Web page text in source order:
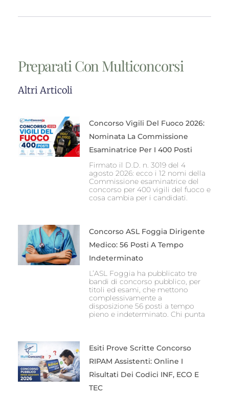
c
Preparati Con Multiconcorsi
Altri Articoli
Concorso Vigili Del Fuoco 2026:
Nominata La Commissione
Esaminatrice Per I 400 Posti
Firmato il D.D. n. 3019 del 4
agosto 2026: ecco i 12 nomi della
Commissione esaminatrice del
concorso per 400 vigili del fuoco e
cosa cambia per i candidati.
Concorso ASL Foggia Dirigente
Medico: 56 Posti A Tempo
Indeterminato
L’ASL Foggia ha pubblicato tre
bandi di concorso pubblico, per
titoli ed esami, che mettono
complessivamente a
disposizione 56 posti a tempo
pieno e indeterminato. Chi punta
Esiti Prove Scritte Concorso
RIPAM Assistenti: Online I
Risultati Dei Codici INF, ECO E
TEC